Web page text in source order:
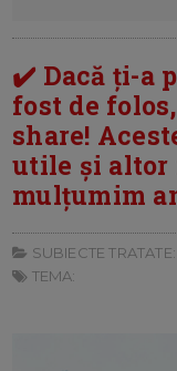
✔️ Dacă ți-a
fost de
share!
utile și altor
mulțumim
SUBIECTE TRATATE:
TEMA: